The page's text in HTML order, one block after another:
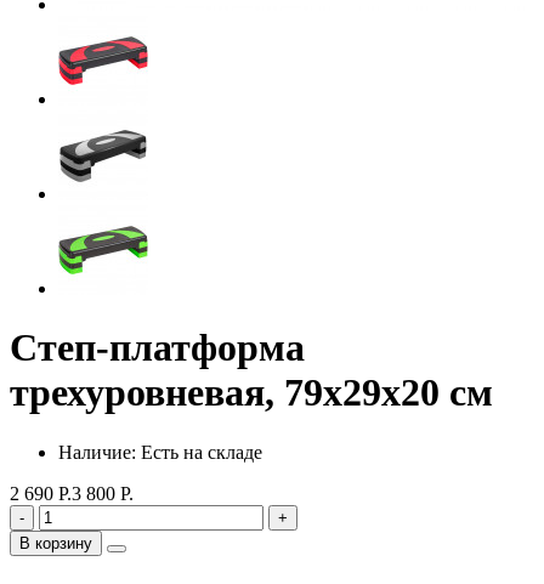
Степ-платформа
трехуровневая, 79х29х20 см
Наличие: Есть на складе
2 690 Р.3 800 Р.
-
+
В корзину